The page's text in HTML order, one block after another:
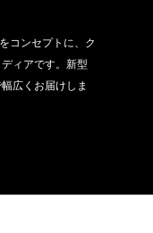
コンセプトに、ク
ィアです。新型
広くお届けしま